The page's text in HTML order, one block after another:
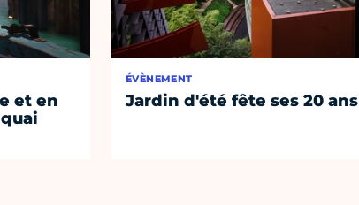
et en
ÉVÈNEMENT
Jardin d'été fête ses 20 ans